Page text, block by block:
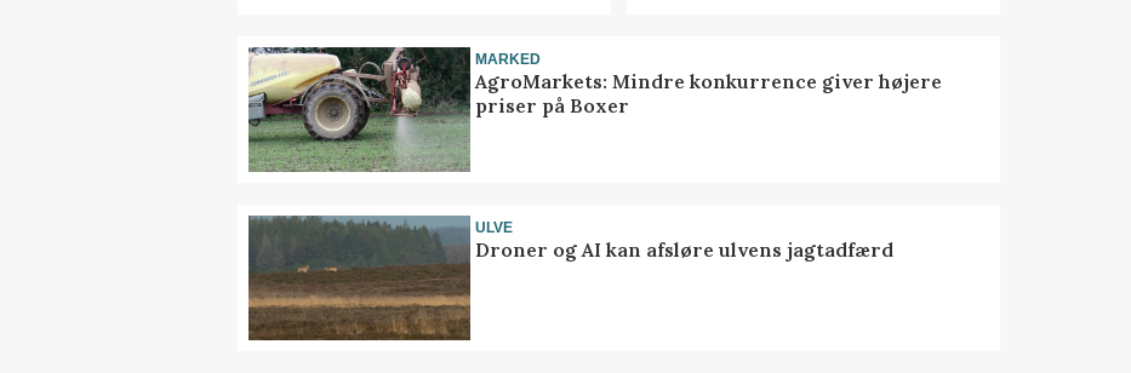
MARKED
AgroMarkets: Mindre konkurrence giver højere
priser på Boxer
ULVE
Droner og AI kan afsløre ulvens jagtadfærd